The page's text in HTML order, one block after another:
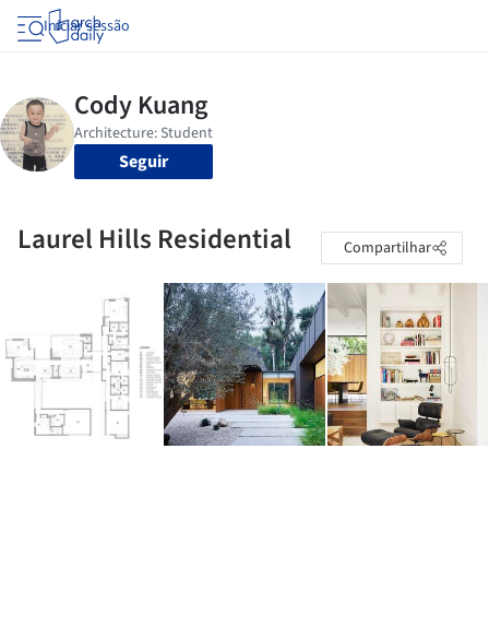
Iniciar sessão
Seguir
Laurel Hills Residential Compartilhar